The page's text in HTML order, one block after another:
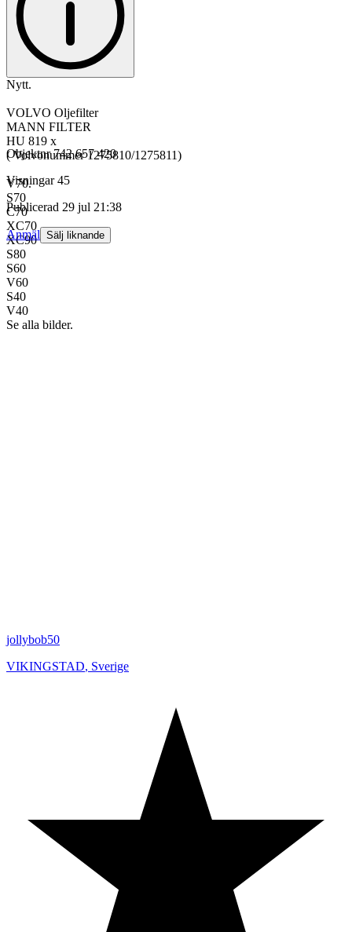
Nytt.
VOLVO Oljefilter
MANN FILTER
HU 819 x
( Volvonummer 1275810/1275811)
V70.
S70
C70
XC70
XC90
S80
S60
V60
S40
V40
Se alla bilder.
Objektnr 742 657 420
Visningar 45
Publicerad 29 jul 21:38
Anmäl Sälj liknande
jollybob50
VIKINGSTAD, Sverige